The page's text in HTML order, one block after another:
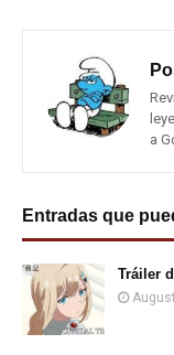
a
Entradas que
Tráiler